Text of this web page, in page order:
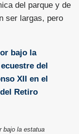
del parque y de
ser largas, pero
bajo la estatua